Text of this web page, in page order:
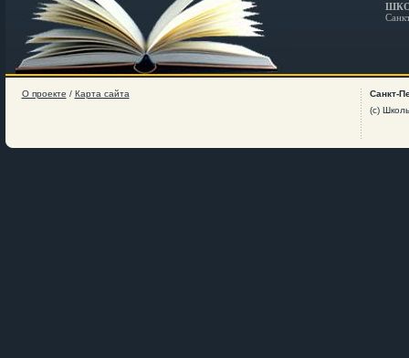
О проекте / Карта сайта
Санкт-
(c)